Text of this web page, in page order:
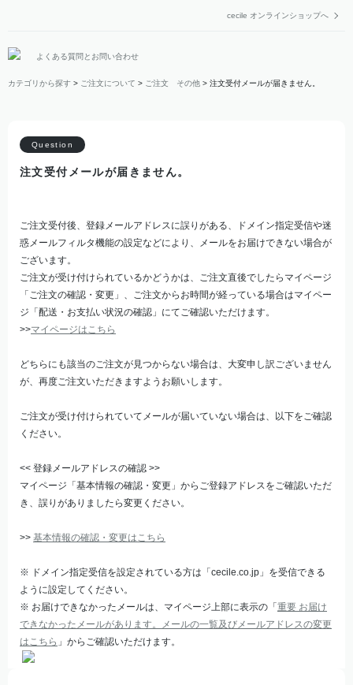
cecile オンラインショップへ
よくある質問とお問い合わせ
カテゴリから探す > ご注文について > ご注文 その他 > 注文受付メールが届きません。
注文受付メールが届きません。
ご注文受付後、登録メールアドレスに誤りがある、ドメイン指定受信や迷
惑メールフィルタ機能の設定などにより、メールをお届けできない場合が
ございます。
ご注文が受け付けられているかどうかは、ご注文直後でしたらマイページ
「ご注文の確認・変更」、ご注文からお時間が経っている場合はマイペー
ジ「配送・お支払い状況の確認」にてご確認いただけます。
>>マイページはこちら
どちらにも該当のご注文が見つからない場合は、大変申し訳ございません
が、再度ご注文いただきますようお願いします。
ご注文が受け付けられていてメールが届いていない場合は、以下をご確認
ください。
<< 登録メールアドレスの確認 >>
マイページ「基本情報の確認・変更」からご登録アドレスをご確認いただ
き、誤りがありましたら変更ください。
>> 基本情報の確認・変更はこちら
※ ドメイン指定受信を設定されている方は「cecile.co.jp」を受信できる
ように設定してください。
※ お届けできなかったメールは、マイページ上部に表示の「 重要 お届け
できなかったメールがあります。メールの一覧及びメールアドレスの変更
はこちら 」からご確認いただけます。